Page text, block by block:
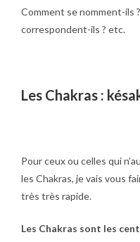
Comment se nomment-ils
correspondent-ils ? etc.
Les Chakras :
Pour ceux ou celles qui
les Chakras, je vais vous
très très rapide.
Les Chakras sont les